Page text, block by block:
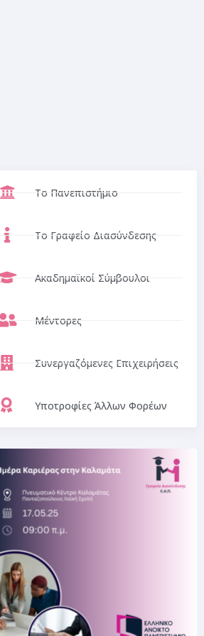
Το Πανεπιστήμιο
Το Γραφείο Διασύνδεσης
Ακαδημαϊκοί Σύμβουλοι
Μέντορες
Συνεργαζόμενες Επιχειρήσεις
Υποτροφίες Άλλων Φορέων